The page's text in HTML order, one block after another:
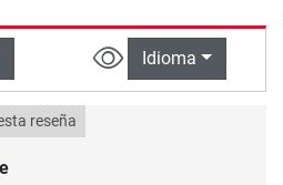
Idioma
reseña